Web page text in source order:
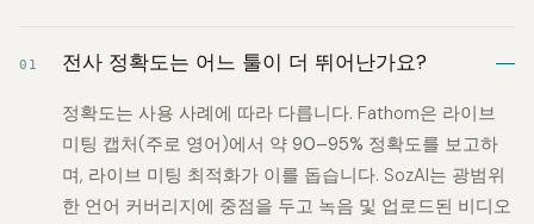
01 전사 정확도는 어느 툴이 더 뛰어난가요?
정확도는 사용 사례에 따라 다릅니다. Fathom은 라이브
미팅 캡처(주로 영어)에서 약 90–95% 정확도를 보고하
며, 라이브 미팅 최적화가 이를 돕습니다. SozAI는 광범위
한 언어 커버리지에 중점을 두고 녹음 및 업로드된 비디오